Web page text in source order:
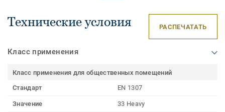
Технические условия РАСПЕЧАТАТЬ
Класс применения
Класс применения для общественных помещений
Стандарт
EN 1307
Значение 33 Heavy